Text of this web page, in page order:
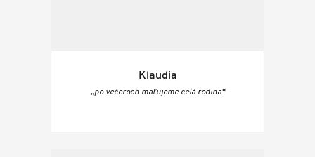
Klaudia
„po večeroch maľujeme celá rodina“